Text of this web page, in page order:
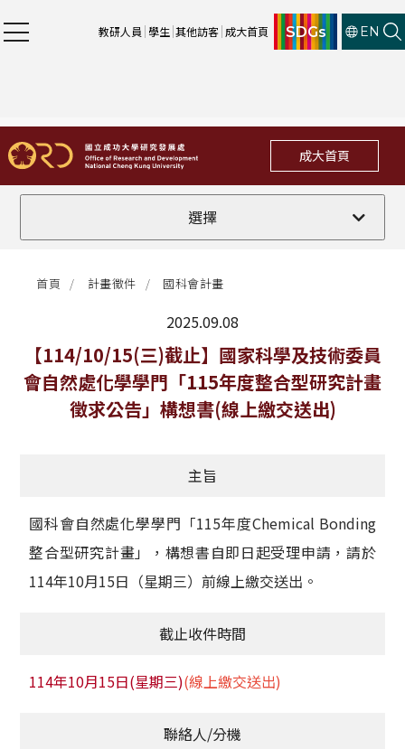
教研人員 學生 其他訪客 成大首頁 SDGs EN
成大首頁
選擇
全部
法規修訂
補助獎項
活動訊息
學術榮譽
其他
首頁 計畫徵件 國科會計畫
2025.09.08
最新消息
【114/10/15(三)截止】國家科學及技術委員
會自然處化學學門「115年度整合型研究計畫
徵求公告」構想書(線上繳交送出)
主旨
國科會自然處化學學門「115年度Chemical Bonding
整合型研究計畫」，構想書自即日起受理申請，請於
114年10月15日（星期三）前線上繳交送出。
截止收件時間
114年10月15日(星期三)(線上繳交送出)
聯絡人/分機